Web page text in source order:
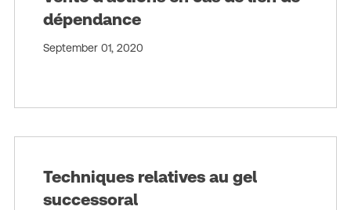
dépendance
September 01, 2020
Techniques relatives au gel
successoral